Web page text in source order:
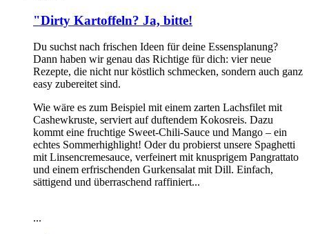
"Dirty Kartoffeln? Ja, bitte!
Du suchst nach frischen Ideen für deine Essensplanung?
Dann haben wir genau das Richtige für dich: vier neue
Rezepte, die nicht nur köstlich schmecken, sondern auch ganz
easy zubereitet sind.
Wie wäre es zum Beispiel mit einem zarten Lachsfilet mit
Cashewkruste, serviert auf duftendem Kokosreis. Dazu
kommt eine fruchtige Sweet-Chili-Sauce und Mango – ein
echtes Sommerhighlight! Oder du probierst unsere Spaghetti
mit Linsencremesauce, verfeinert mit knusprigem Pangrattato
und einem erfrischenden Gurkensalat mit Dill. Einfach,
sättigend und überraschend raffiniert...
...